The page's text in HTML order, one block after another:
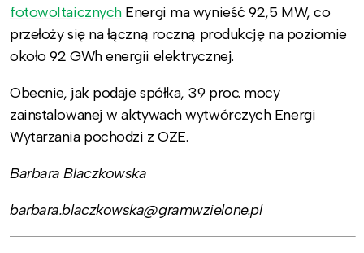
fotowoltaicznychEnergi ma wynieść 92,5 MW, co
przełoży się na łączną roczną produkcję na poziomie
około 92 GWh energii elektrycznej.
Obecnie, jak podaje spółka, 39 proc. mocy
zainstalowanej w aktywach wytwórczych Energi
Wytarzania pochodzi z OZE.
Barbara Blaczkowska
barbara.blaczkowska@gramwzielone.pl